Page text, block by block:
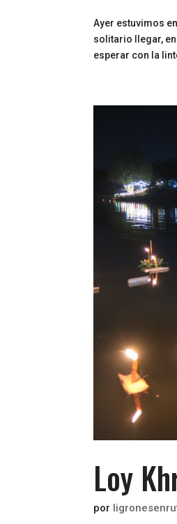
Ayer estuvimos
solitario llegar,
esperar con la
Loy
por